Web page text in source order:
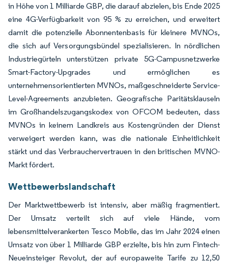
in Höhe von 1 Milliarde GBP, die darauf abzielen, bis Ende 2025
eine 4G-Verfügbarkeit von 95 % zu erreichen, und erweitert
damit die potenzielle Abonnentenbasis für kleinere MVNOs,
die sich auf Versorgungsbündel spezialisieren. In nördlichen
Industriegürteln unterstützen private 5G-Campusnetzwerke
Smart-Factory-Upgrades und ermöglichen es
unternehmensorientierten MVNOs, maßgeschneiderte Service-
Level-Agreements anzubieten. Geografische Paritätsklauseln
im Großhandelszugangskodex von OFCOM bedeuten, dass
MVNOs in keinem Landkreis aus Kostengründen der Dienst
verweigert werden kann, was die nationale Einheitlichkeit
stärkt und das Verbrauchervertrauen in den britischen MVNO-
Markt fördert.
Wettbewerbslandschaft
Der Marktwettbewerb ist intensiv, aber mäßig fragmentiert.
Der Umsatz verteilt sich auf viele Hände, vom
lebensmittelverankerten Tesco Mobile, das im Jahr 2024 einen
Umsatz von über 1 Milliarde GBP erzielte, bis hin zum Fintech-
Neueinsteiger Revolut, der auf europaweite Tarife zu 12,50